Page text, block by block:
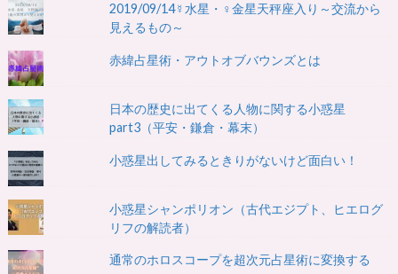
2019/09/14☿水星・♀金星天秤座入り～交流から
見えるもの～
赤緯占星術・アウトオブバウンズとは
日本の歴史に出てくる人物に関する小惑星
part3（平安・鎌倉・幕末）
小惑星出してみるときりがないけど面白い！
小惑星シャンポリオン（古代エジプト、ヒエログ
リフの解読者）
通常のホロスコープを超次元占星術に変換する